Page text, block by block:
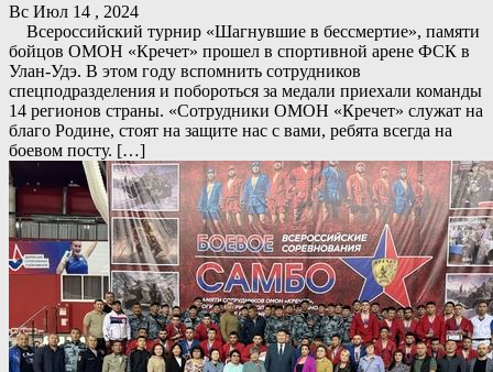
Вс Июл 14 , 2024
Всероссийский турнир «Шагнувшие в бессмертие», памяти
бойцов ОМОН «Кречет» прошел в спортивной арене ФСК в
Улан-Удэ. В этом году вспомнить сотрудников
спецподразделения и побороться за медали приехали команды
14 регионов страны. «Сотрудники ОМОН «Кречет» служат на
благо Родине, стоят на защите нас с вами, ребята всегда на
боевом посту. […]